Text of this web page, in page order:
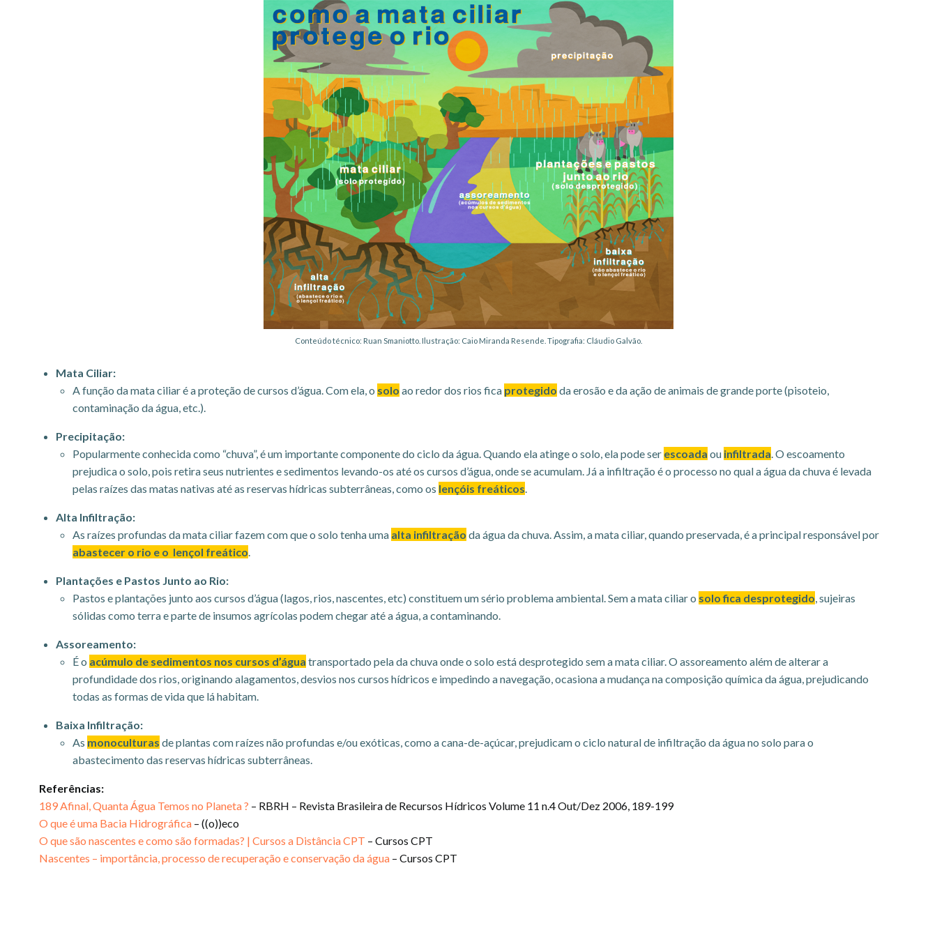
Conteúdo técnico: Ruan Smaniotto. Ilustração: Caio Miranda Resende. Tipografia: Cláudio Galvão.
Mata Ciliar:
A função da mata ciliar é a proteção de cursos d’água. Com ela, o solo ao redor dos rios fica protegido da erosão e da ação de animais de grande porte (pisoteio,
contaminação da água, etc.).
Precipitação:
Popularmente conhecida como “chuva”, é um importante componente do ciclo da água. Quando ela atinge o solo, ela pode ser escoada ou infiltrada. O escoamento
prejudica o solo, pois retira seus nutrientes e sedimentos levando-os até os cursos d’água, onde se acumulam. Já a infiltração é o processo no qual a água da chuva é levada
pelas raízes das matas nativas até as reservas hídricas subterrâneas, como os lençóis freáticos.
Alta Infiltração:
As raízes profundas da mata ciliar fazem com que o solo tenha uma alta infiltração da água da chuva. Assim, a mata ciliar, quando preservada, é a principal responsável por
abastecer o rio e o lençol freático.
Plantações e Pastos Junto ao Rio:
Pastos e plantações junto aos cursos d’água (lagos, rios, nascentes, etc) constituem um sério problema ambiental. Sem a mata ciliar o solo fica desprotegido, sujeiras
sólidas como terra e parte de insumos agrícolas podem chegar até a água, a contaminando.
Assoreamento:
É o acúmulo de sedimentos nos cursos d’água transportado pela da chuva onde o solo está desprotegido sem a mata ciliar. O assoreamento além de alterar a
profundidade dos rios, originando alagamentos, desvios nos cursos hídricos e impedindo a navegação, ocasiona a mudança na composição química da água, prejudicando
todas as formas de vida que lá habitam.
Baixa Infiltração:
As monoculturas de plantas com raízes não profundas e/ou exóticas, como a cana-de-açúcar, prejudicam o ciclo natural de infiltração da água no solo para o
abastecimento das reservas hídricas subterrâneas.
Referências:
189 Afinal, Quanta Água Temos no Planeta ? – RBRH – Revista Brasileira de Recursos Hídricos Volume 11 n.4 Out/Dez 2006, 189-199
O que é uma Bacia Hidrográfica – ((o))eco
O que são nascentes e como são formadas? | Cursos a Distância CPT – Cursos CPT
Nascentes – importância, processo de recuperação e conservação da água – Cursos CPT